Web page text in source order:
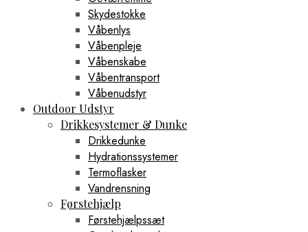
Skydestokke
Våbenlys
Våbenpleje
Våbenskabe
Våbentransport
Våbenudstyr
Outdoor Udstyr
Drikkesystemer & Dunke
Drikkedunke
Hydrationssystemer
Termoflasker
Vandrensning
Førstehjælp
Førstehjælpssæt